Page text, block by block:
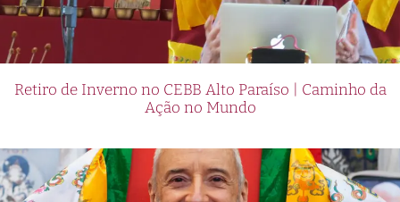
Retiro de Inverno no CEBB Alto Paraíso | Caminho da
Ação no Mundo